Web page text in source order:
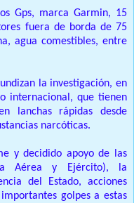
Gps, marca Garmin, 15
fuera de borda de 75
agua comestibles, entre
la investigación, en
internacional, que tienen
lanchas rápidas desde
narcóticas.
y decidido apoyo de las
Aérea y Ejército), la
del Estado, acciones
golpes a estas